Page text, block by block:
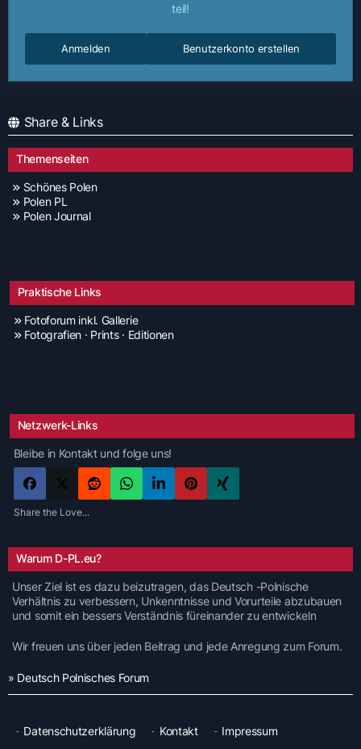
teil!
Benutzerkonto erstellen
Anmelden
Share & Links
Themenseiten
Schönes Polen
Polen PL
Polen Journal
Praktische Links
Fotoforum inkl. Gallerie
Fotografien · Prints · Editionen
Netzwerk-Links
Bleibe in Kontakt und folge uns!
Share the Love...
Warum D-PL.eu?
Unser Ziel ist es dazu beizutragen, das Deutsch -Polnische
Verhältnis zu verbessern, Unkenntnisse und Vorurteile abzubauen
und somit ein bessers Verständnis füreinander zu entwickeln
Wir freuen uns über jeden Beitrag und jede Anregung zum Forum.
» Deutsch Polnisches Forum
Datenschutzerklärung Kontakt Impressum